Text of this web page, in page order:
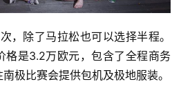
，除了马拉松也可以选择半程。
格是3.2万欧元，包含了全程商务
极比赛会提供包机及极地服装。